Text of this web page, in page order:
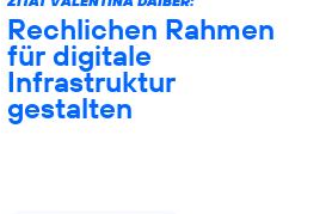
Rechlichen Rahmen
für digitale
Infrastruktur
gestalten